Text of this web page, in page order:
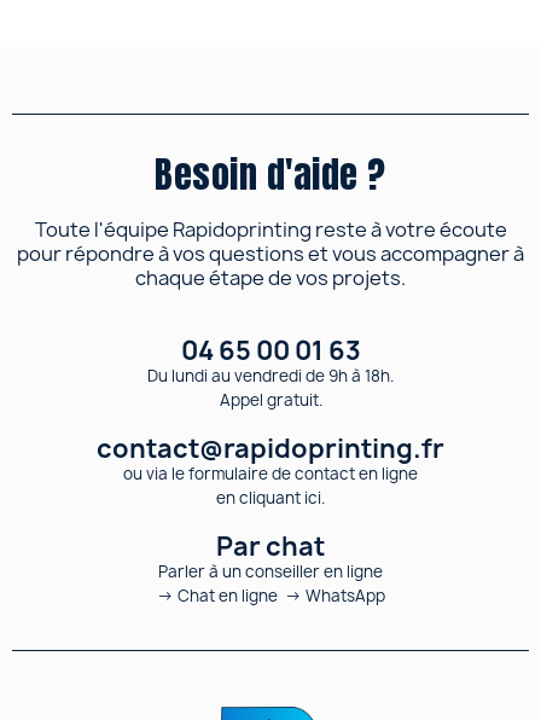
Besoin d'aide ?
Toute l'équipe Rapidoprinting reste à votre écoute
pour répondre à vos questions et vous accompagner à
chaque étape de vos projets.
04 65 00 01 63
Du lundi au vendredi de 9h à 18h.
Appel gratuit.
contact@rapidoprinting.fr
ou via le formulaire de contact en ligne
en cliquant ici.
Par chat
Parler à un conseiller en ligne
→ Chat en ligne → WhatsApp